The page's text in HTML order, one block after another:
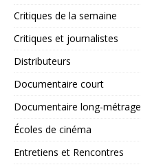
Critiques de la semaine
Critiques et journalistes
Distributeurs
Documentaire court
Documentaire long-métrage
Écoles de cinéma
Entretiens et Rencontres